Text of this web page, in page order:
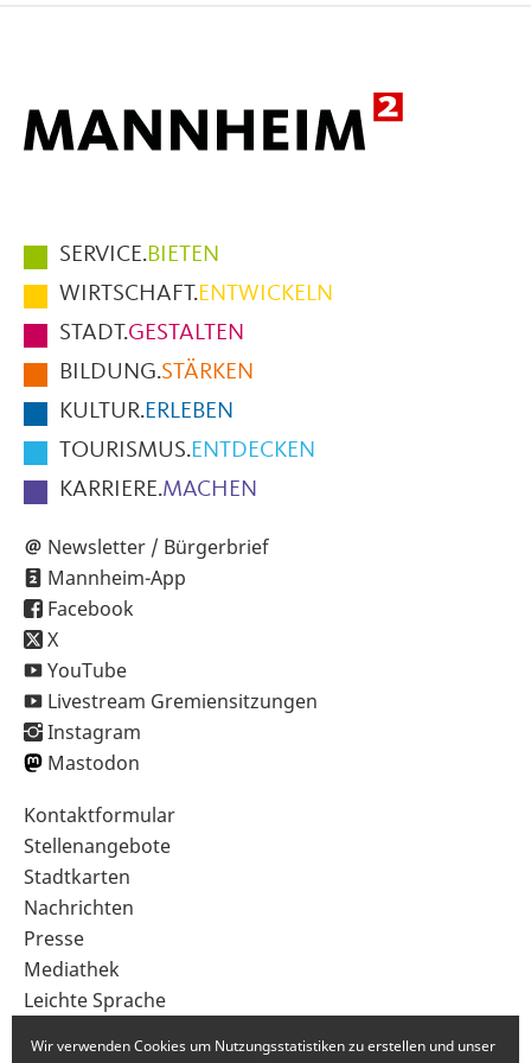
Hauptmenüpunkte
im
Fußbereich
der
Seite
SERVICE.BIETEN
WIRTSCHAFT.ENTWICKELN
STADT.GESTALTEN
BILDUNG.STÄRKEN
KULTUR.ERLEBEN
TOURISMUS.ENTDECKEN
KARRIERE.MACHEN
Newsletter / Bürgerbrief
Mannheim-App
Facebook
X
YouTube
Livestream Gremiensitzungen
Instagram
Mastodon
Sekundärnavigation
im
Fußbereich
Kontaktformular
Stellenangebote
Stadtkarten
Nachrichten
Presse
Mediathek
Leichte Sprache
Wir verwenden Cookies um Nutzungsstatistiken zu erstellen und unser